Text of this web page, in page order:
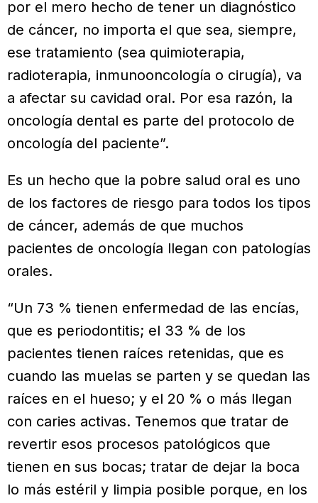
por el mero hecho de tener un diagnóstico
de cáncer, no importa el que sea, siempre,
ese tratamiento (sea quimioterapia,
radioterapia, inmunooncología o cirugía), va
a afectar su cavidad oral. Por esa razón, la
oncología dental es parte del protocolo de
oncología del paciente”.
Es un hecho que la pobre salud oral es uno
de los factores de riesgo para todos los tipos
de cáncer, además de que muchos
pacientes de oncología llegan con patologías
orales.
“Un 73 % tienen enfermedad de las encías,
que es periodontitis; el 33 % de los
pacientes tienen raíces retenidas, que es
cuando las muelas se parten y se quedan las
raíces en el hueso; y el 20 % o más llegan
con caries activas. Tenemos que tratar de
revertir esos procesos patológicos que
tienen en sus bocas; tratar de dejar la boca
lo más estéril y limpia posible porque, en los